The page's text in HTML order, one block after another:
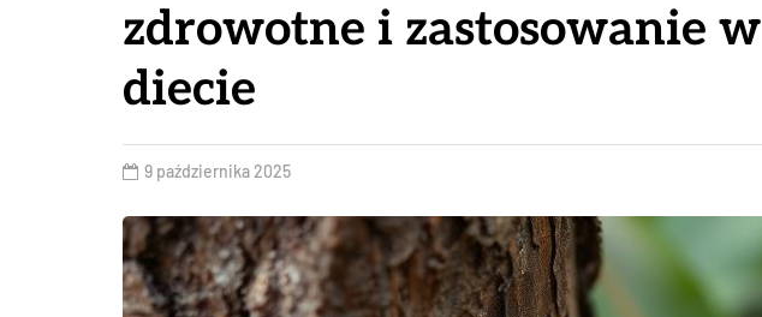
zdrowotne i zastosowanie w
diecie
9 października 2025